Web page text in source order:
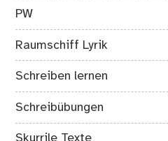
PW
Raumschiff Lyrik
Schreiben lernen
Schreibübungen
Skurrile Texte